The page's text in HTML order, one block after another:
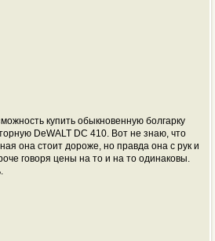
купить обыкновенную болгарку
DeWALT DC 410. Вот не знаю, что
она стоит дороже, но правда она с рук и
говоря цены на то и на то одинаковы.